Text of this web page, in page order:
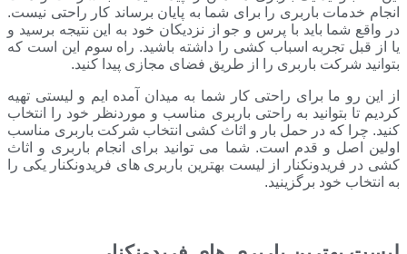
انجام خدمات باربری را برای شما به پایان برساند کار راحتی نیست.
در واقع شما باید با پرس و جو از نزدیکان خود به این نتیجه برسید و
یا از قبل تجربه اسباب کشی را داشته باشید. راه سوم این است که
بتوانید شرکت باربری را از طریق فضای مجازی پیدا کنید.
از این رو ما برای راحتی کار شما به میدان آمده ایم و لیستی تهیه
کردیم تا بتوانید به راحتی باربری مناسب و موردنظر خود را انتخاب
کنید. چرا که در حمل بار و اثاث کشی انتخاب شرکت باربری مناسب
اولین اصل و قدم است. شما می توانید برای انجام باربری و اثاث
کشی در فریدونکنار از لیست بهترین باربری های فریدونکنار یکی را
به انتخاب خود برگزینید.